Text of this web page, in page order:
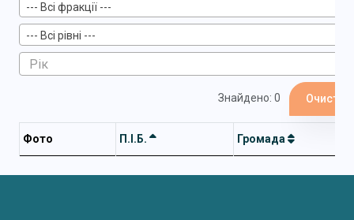
--- Всі фракції ---
--- Всі рівні ---
Знайдено: 0
Фото П.І.Б. Громада